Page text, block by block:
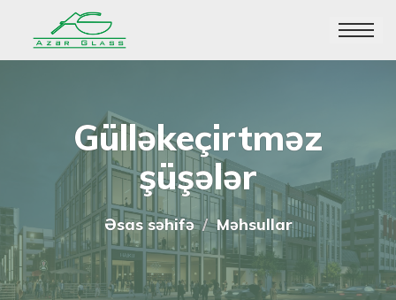
Toggle
Gülləkeçirtməz
şüşələr
Əsas səhifə Məhsullar